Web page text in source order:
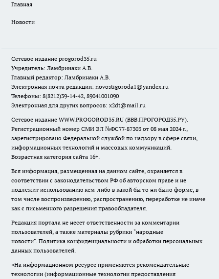
Главная
Новости
Сетевое издание progorod35.ru
Учредитель: Ламбринаки А.В.
Главный редактор: Ламбринаки А.В.
Электронная почта редакции: novostigoroda1@yandex.ru
Телефоны: 8(8212)39-14-42, 89041001090
Электронная для других вопросов: x2dt@mail.ru
Сетевое издание WWW.PROGOROD35.RU (ВВВ.ПРОГОРОД35.РУ).
Регистрационный номер СМИ ЭЛ №ФС77-87303 от 08 мая 2024 г.,
зарегистрировано Федеральной службой по надзору в сфере связи,
информационных технологий и массовых коммуникаций.
Возрастная категория сайта 16+.
Вся информация, размещенная на данном сайте, охраняется в
соответствии с законодательством РФ об авторском праве и не
подлежит использованию кем-либо в какой бы то ни было форме, в
том числе воспроизведению, распространению, переработке не иначе
как с письменного разрешения правообладателя.
Редакция портала не несет ответственности за комментарии
пользователей, а также материалы рубрики "народные
новости". Политика конфиденциальности и обработки персональных
данных пользователей.
«На информационном ресурсе применяются рекомендательные
технологии (информационные технологии предоставления